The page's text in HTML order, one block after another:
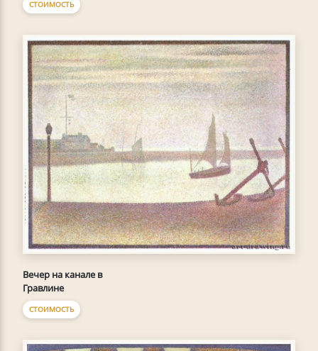
СТОИМОСТЬ
Вечер на канале в
Гравлине
СТОИМОСТЬ